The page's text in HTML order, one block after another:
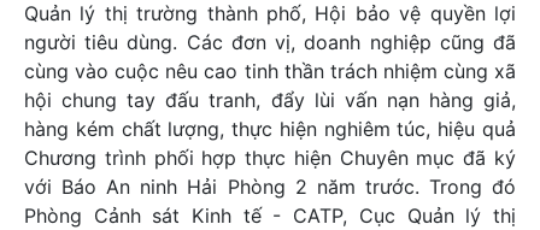
Quản lý thị trường thành phố, Hội bảo vệ quyền lợi
người tiêu dùng. Các đơn vị, doanh nghiệp cũng đã
cùng vào cuộc nêu cao tinh thần trách nhiệm cùng xã
hội chung tay đấu tranh, đẩy lùi vấn nạn hàng giả,
hàng kém chất lượng, thực hiện nghiêm túc, hiệu quả
Chương trình phối hợp thực hiện Chuyên mục đã ký
với Báo An ninh Hải Phòng 2 năm trước. Trong đó
Phòng Cảnh sát Kinh tế - CATP, Cục Quản lý thị